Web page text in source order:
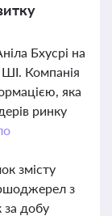
Бхусрі на
Компанія
яка
ринку
змісту
з
за добу